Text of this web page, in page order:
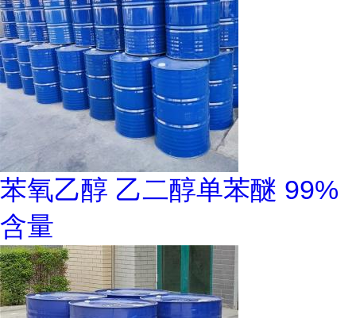
苯氧乙醇 乙二醇单苯醚 99%
含量